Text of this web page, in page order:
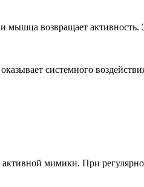
возвращает активность.
системного
мимики. При